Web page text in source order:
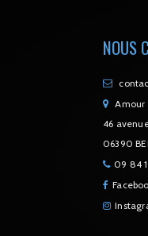
NOUS
Amour
46
06390
09 84